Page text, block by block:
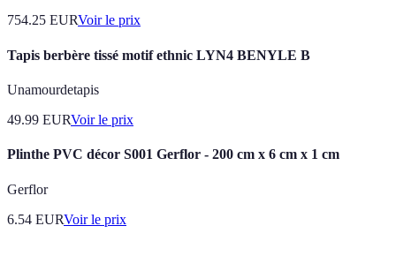
754.25 EURVoir le prix
Tapis berbère tissé motif ethnic LYN4 BENYLE B
Unamourdetapis
49.99 EURVoir le prix
Plinthe PVC décor S001 Gerflor - 200 cm x 6 cm x 1 cm
Gerflor
6.54 EURVoir le prix